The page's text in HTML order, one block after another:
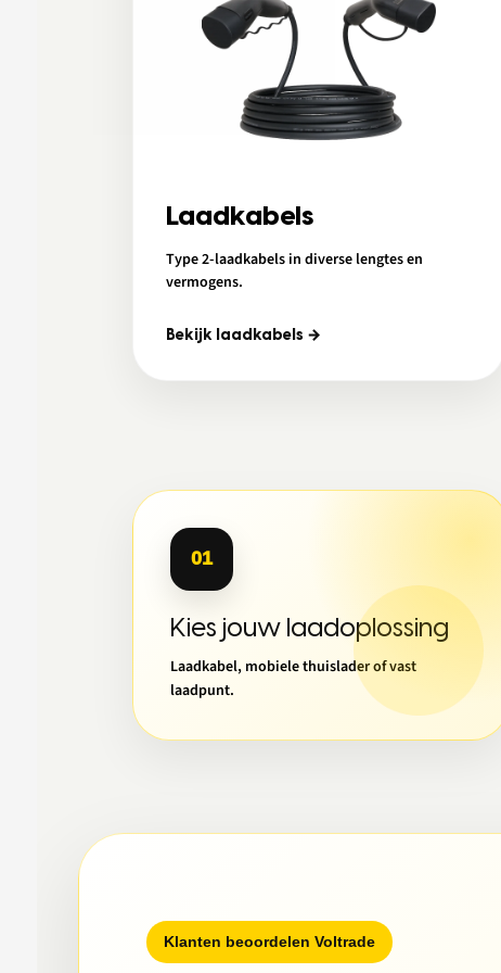
Laadkabels
Type 2-laadkabels in diverse lengtes en
vermogens.
Bekijk laadkabels →
01
Kies jouw laadoplossing
Laadkabel, mobiele thuislader of vast
laadpunt.
Klanten beoordelen Voltrade